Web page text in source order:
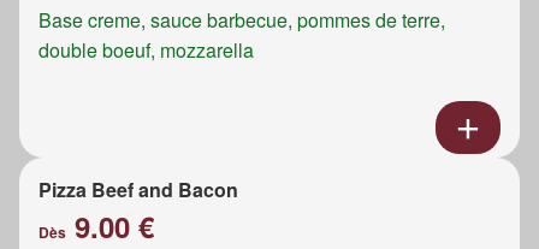
Base creme, sauce barbecue, pommes de terre,
double boeuf, mozzarella
Pizza Beef and Bacon
Dès 9.00 €